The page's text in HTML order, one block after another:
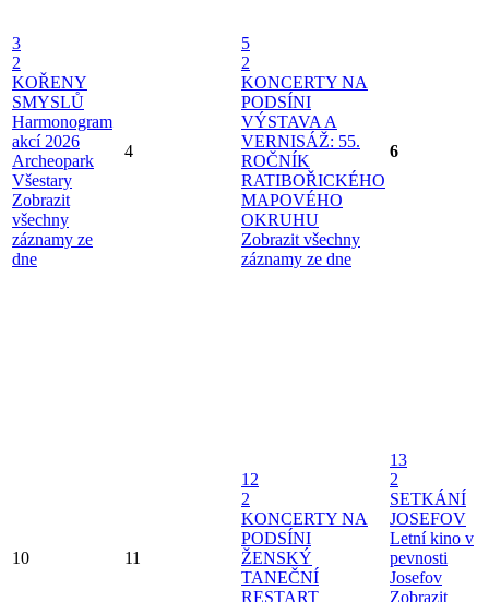
3
2
KOŘENY
SMYSLŮ
Harmonogram
akcí 2026
Archeopark
Všestary
Zobrazit
všechny
záznamy ze
dne
4
5
2
KONCERTY NA
PODSÍNI
VÝSTAVA A
VERNISÁŽ: 55.
ROČNÍK
RATIBOŘICKÉHO
MAPOVÉHO
OKRUHU
Zobrazit všechny
záznamy ze dne
6
10 11
12
2
KONCERTY NA
PODSÍNI
ŽENSKÝ
TANEČNÍ
RESTART
13
2
SETKÁNÍ
JOSEFOV
Letní kino v
pevnosti
Josefov
Zobrazit